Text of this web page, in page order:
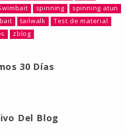
spinning
spinning atun
tailwalk
Test de material
zblog
30 Días
Del Blog